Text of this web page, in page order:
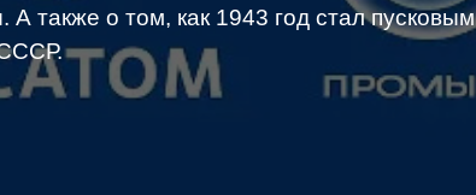
также о том, как 1943 год стал пусковым